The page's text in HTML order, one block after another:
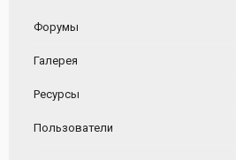
Форумы
Галерея
Ресурсы
Пользователи